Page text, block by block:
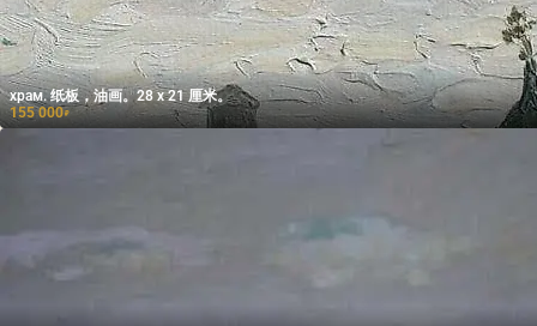
храм. 纸板，油画。28 x 21 厘米。
155 000₽